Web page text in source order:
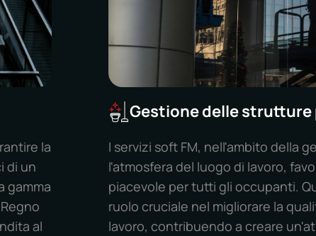
la
di un
gamma
al
Gestione delle strutture
I servizi soft FM, nell'ambito della
l'atmosfera del luogo di lavoro,
piacevole per tutti gli occupanti.
ruolo cruciale nel migliorare la
lavoro, contribuendo a creare